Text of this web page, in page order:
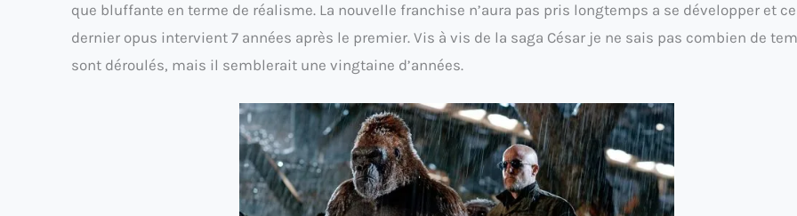
que bluffante en terme de réalisme. La nouvelle franchise n’aura pas pris longtemps a se développer et ce
dernier opus intervient 7 années après le premier. Vis à vis de la saga César je ne sais pas combien de
sont déroulés, mais il semblerait une vingtaine d’années.